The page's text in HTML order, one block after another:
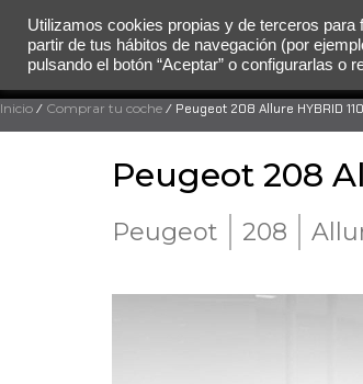
MENÚ
Inicio / Comprar tu coche / Peugeot 208 Allure HYBRID
Peugeot 208
Peugeot 208
Utilizamos cookies propias y de terceros
partir de tus hábitos de navegación (por
pulsando el botón “Aceptar” o configurarlas o